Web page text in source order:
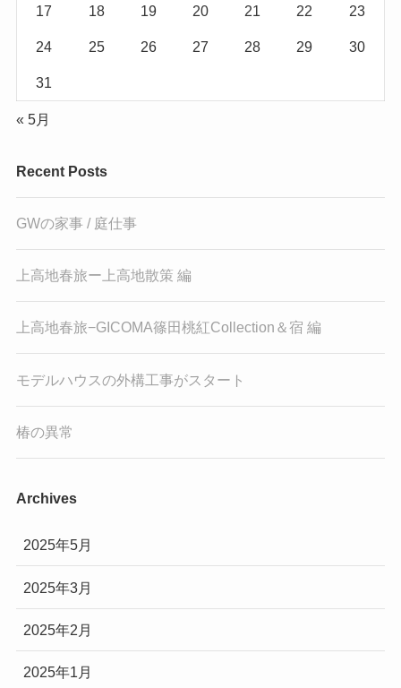
17 18 19 20 21 22 23
24 25 26 27 28 29 30
31
« 5月
Recent Posts
GWの家事 / 庭仕事
上高地春旅ー上高地散策 編
上高地春旅−GICOMA篠田桃紅Collection＆宿 編
モデルハウスの外構工事がスタート
椿の異常
Archives
2025年5月
2025年3月
2025年2月
2025年1月